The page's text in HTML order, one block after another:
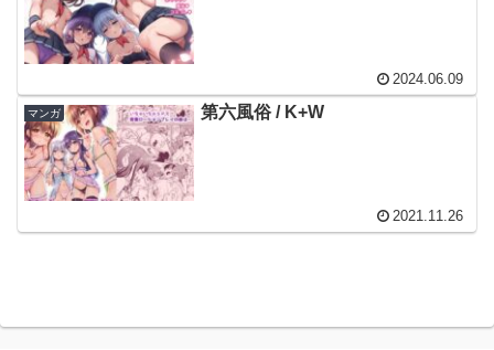
2024.06.09
マンガ 第六風俗 / K+W
2021.11.26